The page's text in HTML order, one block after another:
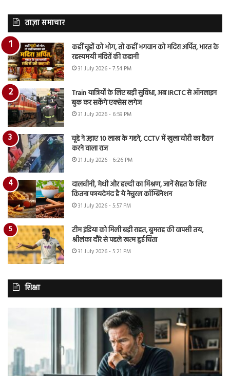
ताज़ा समाचार
कहीं चूहों को भोग, तो कहीं भगवान को मदिरा अर्पित, भारत के
रहस्यमयी मंदिरों की कहानी
31 July 2026 - 7:54 PM
Train यात्रियों के लिए बड़ी सुविधा, अब IRCTC से ऑनलाइन
बुक कर सकेंगे एक्सेस लगेज
31 July 2026 - 6:59 PM
चूहे ने उड़ाए 10 लाख के गहने, CCTV में खुला चोरी का हैरान
करने वाला राज
31 July 2026 - 6:26 PM
दालचीनी, मेथी और हल्दी का मिश्रण, जानें सेहत के लिए
कितना फायदेमंद है ये नेचुरल कॉम्बिनेशन
31 July 2026 - 5:57 PM
टीम इंडिया को मिली बड़ी राहत, बुमराह की वापसी तय,
श्रीलंका दौरे से पहले खत्म हुई चिंता
31 July 2026 - 5:21 PM
शिक्षा